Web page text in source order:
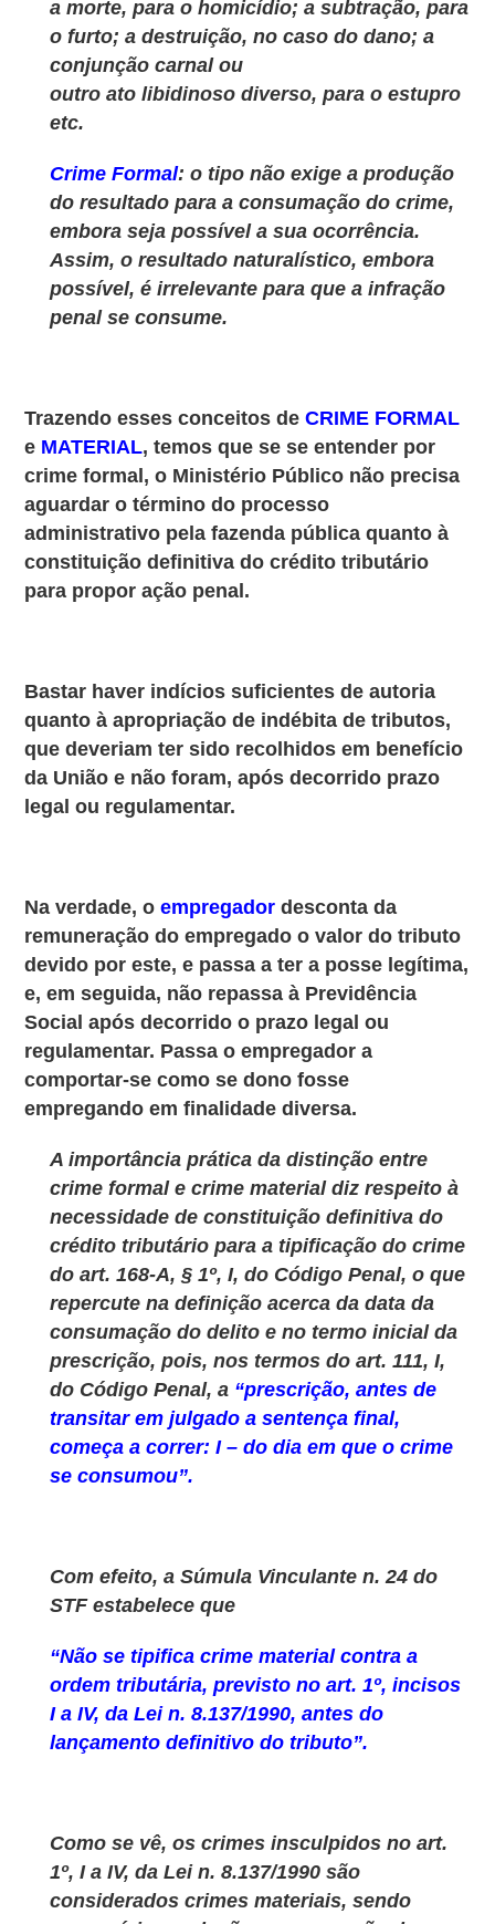
a morte, para o homicídio; a subtração, para
o furto; a destruição, no caso do dano; a
conjunção carnal ou
outro ato libidinoso diverso, para o estupro
etc.
Crime Formal: o tipo não exige a produção
do resultado para a consumação do crime,
embora seja possível a sua ocorrência.
Assim, o resultado naturalístico, embora
possível, é irrelevante paraque a infração
penal se consume.
Trazendo esses conceitos deCRIME FORMAL
e MATERIAL, temos que se se entender por
crime formal, o Ministério Público não precisa
aguardar o término do processo
administrativo pela fazenda pública quanto à
constituição definitiva do crédito tributário
para propor ação penal.
Bastar haver indícios suficientes de autoria
quanto à apropriação de indébita de tributos,
que deveriam ter sido recolhidos em benefício
da União e não foram,após decorrido prazo
legal ou regulamentar.
Na verdade, oempregador desconta da
remuneração do empregado o valor do tributo
devido por este, e passa a ter a posse legítima,
e, em seguida, não repassa à Previdência
Social após decorrido o prazo legal ou
regulamentar. Passa o empregador a
comportar-se como se dono fosse
empregando em finalidade diversa.
A importância prática da distinção entre
crime formal e crime material diz respeito à
necessidade de constituição definitiva do
crédito tributário para a tipificação do crime
do art. 168-A, § 1º, I, do Código Penal, o que
repercute na definição acerca da data da
consumação do delito e no termo inicial da
prescrição, pois, nos termos do art. 111, I,
do Código Penal, a “prescrição, antes de
transitar em julgado a sentença final,
começa a correr: I – do dia em que o crime
se consumou”.
Com efeito, a Súmula Vinculante n. 24 do
STF estabelece que
“Não se tipifica crime material contra a
ordem tributária, previsto no art. 1º, incisos
I a IV, da Lei n. 8.137/1990, antes do
lançamento definitivo do tributo”.
Como se vê, os crimes insculpidos no art.
1º, I a IV, da Lei n. 8.137/1990 são
considerados crimes materiais, sendo